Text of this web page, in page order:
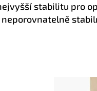
stabilitu pro
neporovnatelně